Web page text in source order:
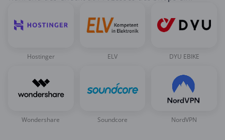
Hostinger ELV DYU EBIKE
Wondershare Soundcore NordVPN